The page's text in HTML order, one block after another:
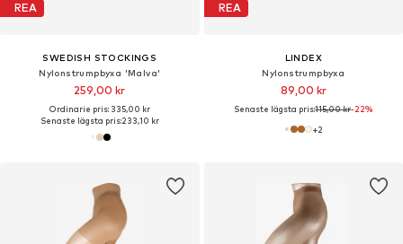
REA
SWEDISH STOCKINGS
Nylonstrumpbyxa 'Malva'
259,00 kr
Ordinarie pris: 335,00 kr
Senaste lägsta pris:233,10 kr
REA
LINDEX
Nylonstrumpbyxa
89,00 kr
Senaste lägsta pris:115,00 kr-22%
+2